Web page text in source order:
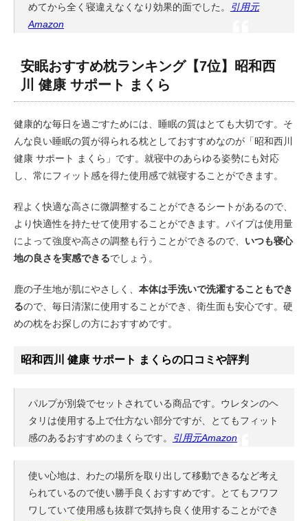
めてから全く寝違えなくなり効果的面でした。
引用元
Amazon
安眠おすすめ枕ランキング【7位】昭和西
川 健康 サポート まくら
健康的な毎日を過ごすためには、睡眠の質はとても大切です。そ
んな良い睡眠の質が得られる枕としておすすめなのが「昭和西川
健康 サポート まくら」です。就寝中のあらゆる姿勢にも対応
し、常にフィット感を得た使用感で就寝することができます。
程よく快適な高さに微調整することができるシートがあるので、
より快適性を持たせて使用することができます。パイプは使用量
によって強度や高さの調整も行うことができるので、 いつも寝心
地の良さを実感できるでしょう。
鹿の子生地が肌にやさしく、 本体は手洗いで洗濯することもでき
るので、毎日清潔に使用することができ、衛生面も安心です。硬
めの枕をお探しの方におすすめです。
昭和西川 健康 サポート まくらの口コミや評判
パルプが別袋でセットされている商品です。ウレタンのヘ
タリは使用する上で仕方ない部分ですが、とてもフィット
感のあるおすすめのまくらです。
引用元Amazon
使い心地は、わたの場所を取り出して移動できるなど考え
られているので使い勝手良くおすすめです。とてもフワフ
ワしていて使用感も抜群で気持ち良く使用することができ